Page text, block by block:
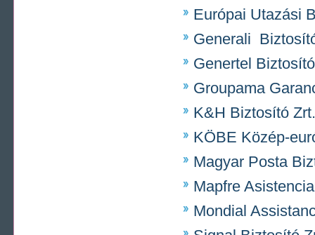
Európai Utazási
Generali
Genertel
Groupama
K&H Biztosító Zrt.
KÖBE Közép-
Magyar Posta
Mapfre
Mondial